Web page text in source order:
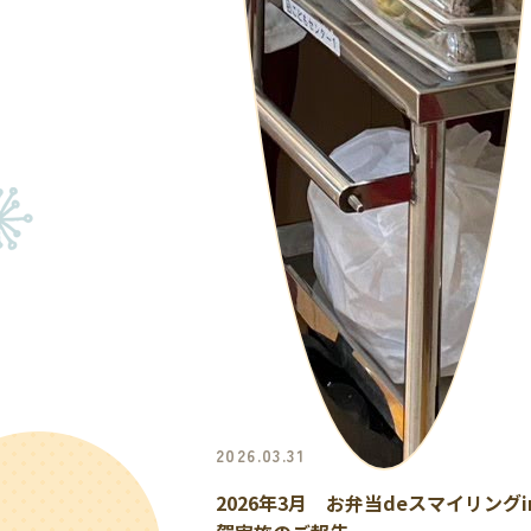
2026.03.31
2026年3月 お弁当deスマイリング